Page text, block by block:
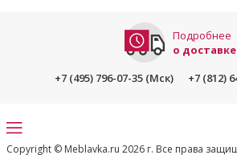
Подробнее
о доставке
+7 (495) 796-07-35 (Мск)
+7 (812)
Copyright © Meblavka.ru 2026 г. Все права